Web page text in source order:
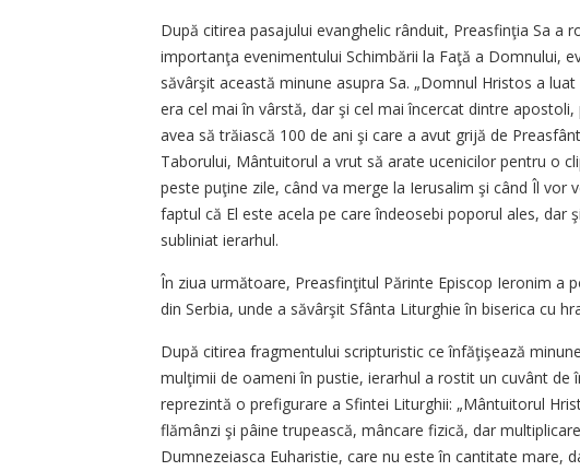
După citirea pasajului evanghelic rânduit, Preasfinţia Sa a
importanţa evenimentului Schimbării la Faţă a Domnului,
săvârşit această minune asupra Sa. „Domnul Hristos a
era cel mai în vârstă, dar şi cel mai încercat dintre
avea să trăiască 100 de ani şi care a avut grijă de
Taborului, Mântuitorul a vrut să arate ucenicilor pentru o
peste puţine zile, când va merge la Ierusalim şi când Îl vor
faptul că El este acela pe care îndeosebi poporul ales, dar
subliniat ierarhul.
În ziua următoare, Preasfinţitul Părinte Episcop Ieronim a
din Serbia, unde a săvârşit Sfânta Liturghie în biserica cu
După citirea fragmentului scripturistic ce înfăţişează
mulţimii de oameni în pustie, ierarhul a rostit un cuvânt de
reprezintă o prefigurare a Sfintei Liturghii: „Mântuitorul
flămânzi şi pâine trupească, mâncare fizică, dar
Dumnezeiasca Euharistie, care nu este în cantitate mare,